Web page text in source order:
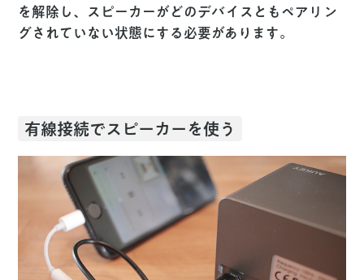
を解除し、スピーカーがどのデバイスともペアリン
グされていない状態にする必要があります。
有線接続でスピーカーを使う